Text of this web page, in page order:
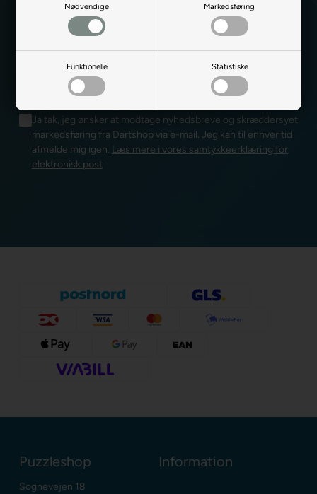
Nødvendige Markedsføring
Funktionelle Statistiske
Ja tak, jeg ønsker at modtage nyhedsbreve og skræddersyet
markedsføring fra Dartshop via e-mail. Jeg kan til enhver tid
afmelde mig igen. Læs mere i vores samtykkeerklæring for
elektronisk post
Puzzleshop
Sognevejen 18
Information